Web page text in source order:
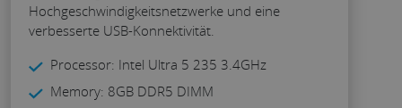
Hochgeschwindigkeitsnetzwerke und eine
verbesserte USB-Konnektivität.
Processor: Intel Ultra 5 235 3.4GHz
Memory: 8GB DDR5 DIMM